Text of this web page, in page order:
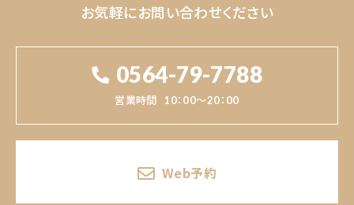
お気軽にお問い合わせください
0564-79-7788
営業時間 10：00～20：00
Web予約